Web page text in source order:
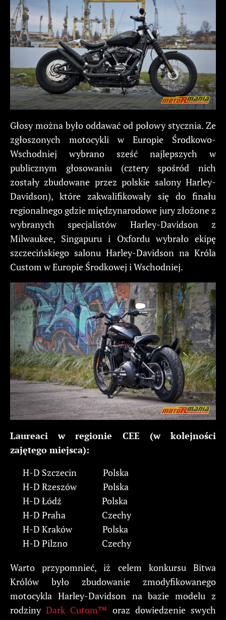
Głosy można było oddawać od połowy stycznia. Ze
zgłoszonych motocykli w Europie Środkowo-
Wschodniej wybrano sześć najlepszych w
publicznym głosowaniu (cztery spośród nich
zostały zbudowane przez polskie salony Harley-
Davidson), które zakwalifikowały się do finału
regionalnego gdzie międzynarodowe jury złożone z
wybranych specjalistów Harley-Davidson z
Milwaukee, Singapuru i Oxfordu wybrało ekipę
szczecińskiego salonu Harley-Davidson na Króla
Custom w Europie Środkowej i Wschodniej.
Laureaci w regionie CEE (w kolejności
zajętego miejsca):
H-D Szczecin Polska
H-D Rzeszów Polska
H-D Łódź Polska
H-D Praha Czechy
H-D Kraków Polska
H-D Pilzno Czechy
Warto przypomnieć, iż celem konkursu Bitwa
Królów było zbudowanie zmodyfikowanego
motocykla Harley-Davidson na bazie modelu z
rodzinyDark Cutom™ oraz dowiedzenie swych